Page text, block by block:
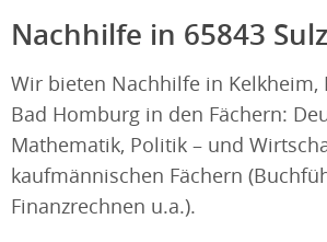
Nachhilfe in 65843
Wir bieten Nachhilfe in Kelkheim,
Bad Homburg in den Fächern:
Mathematik, Politik – und
kaufmännischen Fächern
Finanzrechnen u.a.).